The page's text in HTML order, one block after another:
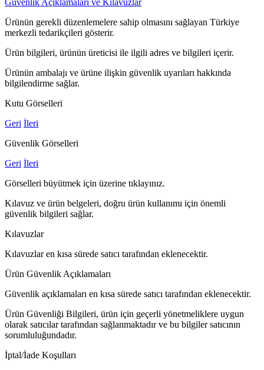
Güvenlik Açıklamaları ve Kılavuzlar
Ürünün gerekli düzenlemelere sahip olmasını sağlayan Türkiye
merkezli tedarikçileri gösterir.
Ürün bilgileri, ürünün üreticisi ile ilgili adres ve bilgileri içerir.
Ürünün ambalajı ve ürüne ilişkin güvenlik uyarıları hakkında
bilgilendirme sağlar.
Kutu Görselleri
Geri İleri
Güvenlik Görselleri
Geri İleri
Görselleri büyütmek için üzerine tıklayınız.
Kılavuz ve ürün belgeleri, doğru ürün kullanımı için önemli
güvenlik bilgileri sağlar.
Kılavuzlar
Kılavuzlar en kısa sürede satıcı tarafından eklenecektir.
Ürün Güvenlik Açıklamaları
Güvenlik açıklamaları en kısa sürede satıcı tarafından eklenecektir.
Ürün Güvenliği Bilgileri, ürün için geçerli yönetmeliklere uygun
olarak satıcılar tarafından sağlanmaktadır ve bu bilgiler satıcının
sorumluluğundadır.
İptal/İade Koşulları